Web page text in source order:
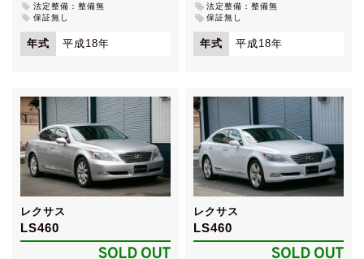
法定整備：整備無
保証無し
年式 平成18年
法定整備：整備無
保証無し
年式 平成18年
レクサス
LS460
SOLD OUT
レクサス
LS460
SOLD OUT